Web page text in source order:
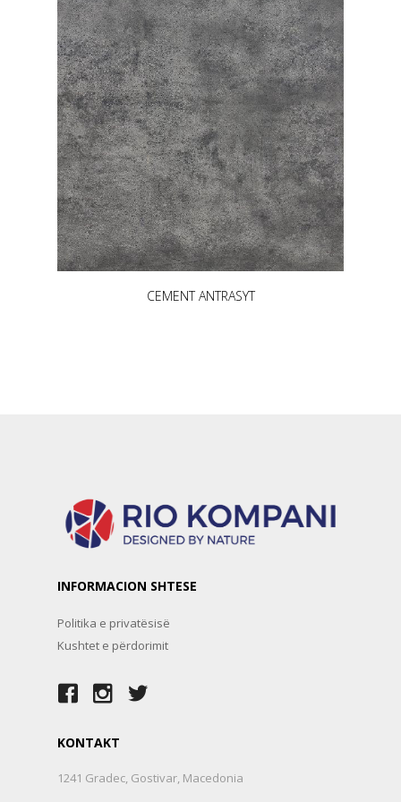
CEMENT ANTRASYT
INFORMACION SHTESE
Politika e privatësisë
Kushtet e përdorimit
KONTAKT
1241 Gradec, Gostivar, Macedonia